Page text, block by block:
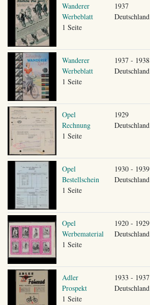
Wanderer
Werbeblatt
1 Seite
1937
Deutschland
Wanderer
Werbeblatt
1 Seite
1937 - 1938
Deutschland
Opel
Rechnung
1 Seite
1929
Deutschland
Opel
Bestellschein
1 Seite
1930 - 1939
Deutschland
Opel
Werbematerial
1 Seite
1920 - 1929
Deutschland
Adler
Prospekt
1 Seite
1933 - 1937
Deutschland